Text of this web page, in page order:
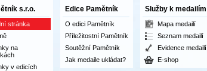
s.r.o.
stránka
na
v edicích
Edice Pamětník
O edici Pamětník
Příležitostní Pamětník
Soutěžní Pamětník
Jak medaile ukládat?
Služby k medailím
Mapa medailí
Seznam medailí
Evidence medailí
E-shop